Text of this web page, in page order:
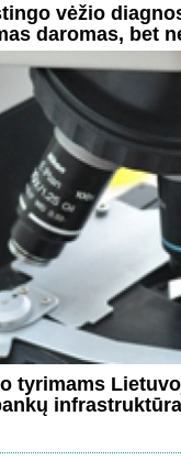
vėžio
daromas, bet
tyrimams
infrastruktūra